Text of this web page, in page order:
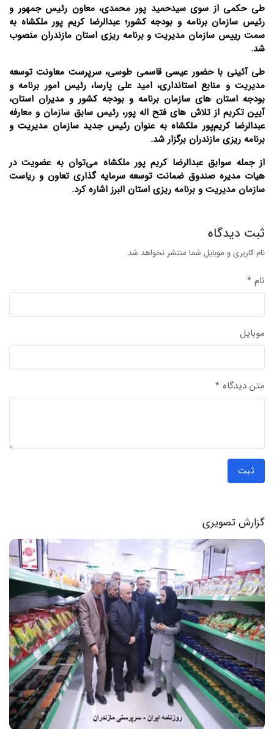
طی حکمی از سوی سیدحمید پور محمدی، معاون رئیس جمهور و
رئیس سازمان برنامه و بودجه کشور؛ عبدالرضا کریم پور ملکشاه به
سمت رییس سازمان مدیریت و برنامه ریزی استان مازندران منصوب
شد.
طی آئینی با حضور عیسی قاسمی طوسی، سرپرست معاونت توسعه
مدیریت و منابع استانداری، امید علی پارسا، رئیس امور برنامه و
بودجه استان های سازمان برنامه و بودجه کشور و مدیران استان،
آیین تکریم از تلاش های فتح اله پور، رئیس سابق سازمان و معارفه
عبدالرضا کریم‌پور ملکشاه به عنوان رئیس جدید سازمان مدیریت و
برنامه ریزی مازندران برگزار شد.
از جمله سوابق عبدالرضا کریم پور ملکشاه می‌توان به عضویت در
هیات مدیره صندوق ضمانت توسعه سرمایه گذاری تعاون و ریاست
سازمان مدیریت و برنامه ریزی استان البرز اشاره کرد.
ثبت دیدگاه
نام کاربری و موبایل شما منتشر نخواهد شد.
نام *
موبایل
متن دیدگاه *
ثبت
گزارش تصویری